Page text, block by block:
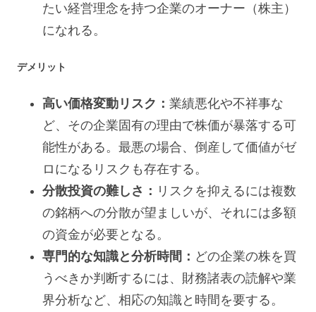
たい経営理念を持つ企業のオーナー（株主）
になれる。
デメリット
高い価格変動リスク： 業績悪化や不祥事な
ど、その企業固有の理由で株価が暴落する可
能性がある。最悪の場合、倒産して価値がゼ
ロになるリスクも存在する。
分散投資の難しさ： リスクを抑えるには複数
の銘柄への分散が望ましいが、それには多額
の資金が必要となる。
専門的な知識と分析時間： どの企業の株を買
うべきか判断するには、財務諸表の読解や業
界分析など、相応の知識と時間を要する。